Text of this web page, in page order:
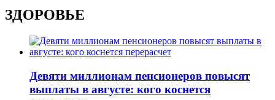
ЗДОРОВЬЕ
Девяти миллионам пенсионеров повысят
выплаты в августе: кого коснется